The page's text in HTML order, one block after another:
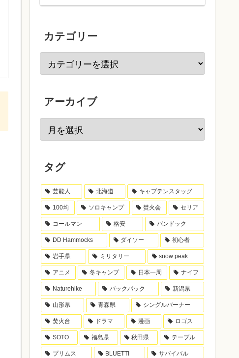
カテゴリー
アーカイブ
タグ
芸能人 北海道 キャプテンスタッグ
100均 ソロキャンプ 焚火会 セリア
コールマン 格安 バンドック
DD Hammocks ダイソー 初心者
岩手県 ミリタリー snow peak
アニメ 冬キャンプ 日本一周 ナイフ
Naturehike バックパック 新潟県
山形県 青森県 シングルバーナー
焚火台 ドラマ 漫画 ロゴス
SOTO 福島県 秋田県 テーブル
プリムス BLUETTI サバイバル